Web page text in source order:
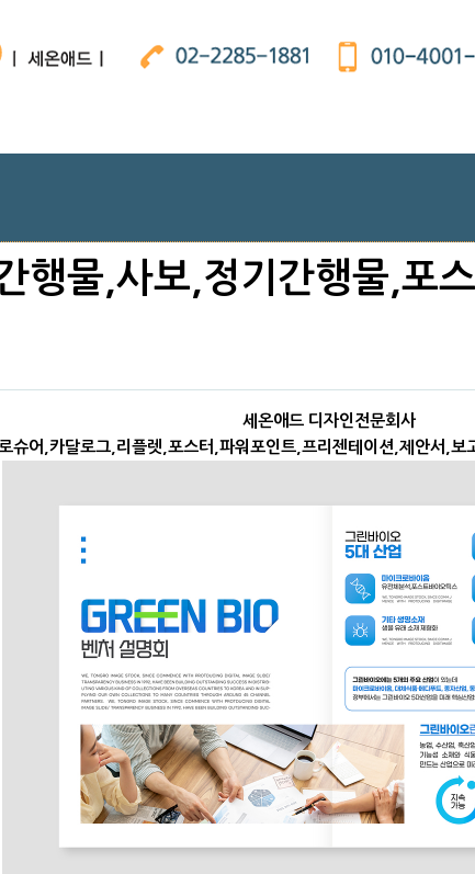
행물,사보,정기간행물,포
세온애드 디자인전문회사
슈어,카달로그,리플렛,포스터,파워포인트,프리젠테이션,제안서,보